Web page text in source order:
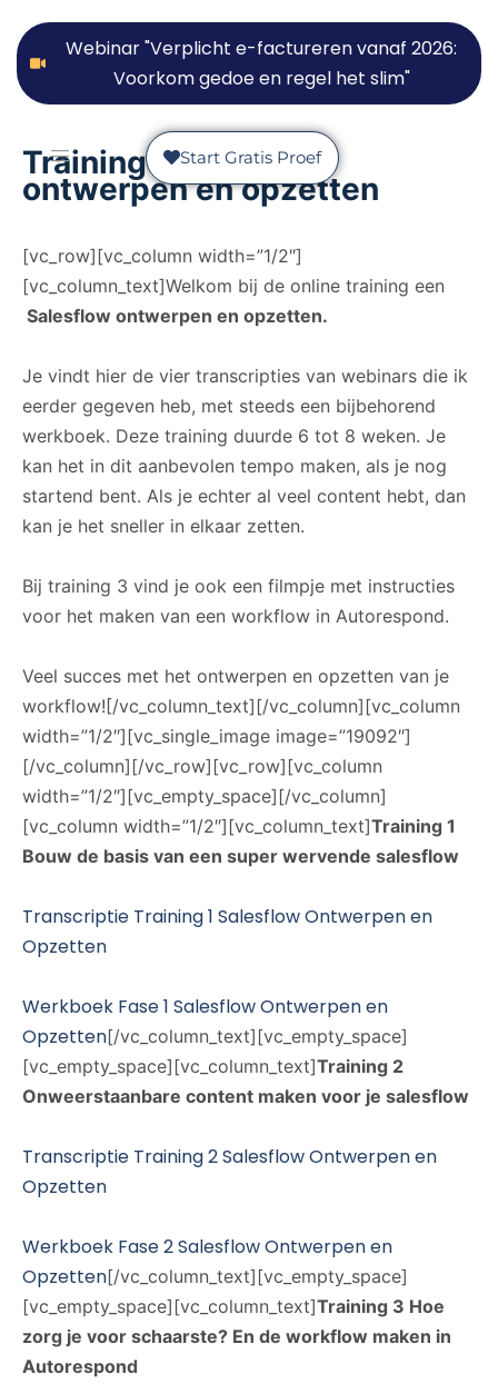
Webinar "Verplicht e-factureren vanaf 2026:
Voorkom gedoe en regel het slim"
Start Gratis Proef
Training Salesflow
ontwerpen en opzetten
[vc_row][vc_column width=”1/2″]
[vc_column_text]Welkom bij de online training een
Salesflow ontwerpen en opzetten.
Je vindt hier de vier transcripties van webinars die ik
eerder gegeven heb, met steeds een bijbehorend
werkboek. Deze training duurde 6 tot 8 weken. Je
kan het in dit aanbevolen tempo maken, als je nog
startend bent. Als je echter al veel content hebt, dan
kan je het sneller in elkaar zetten.
Bij training 3 vind je ook een filmpje met instructies
voor het maken van een workflow in Autorespond.
Veel succes met het ontwerpen en opzetten van je
workflow![/vc_column_text][/vc_column][vc_column
width=”1/2″][vc_single_image image=”19092″]
[/vc_column][/vc_row][vc_row][vc_column
width=”1/2″][vc_empty_space][/vc_column]
[vc_column width=”1/2″][vc_column_text]Training 1
Bouw de basis van een super wervende salesflow
Transcriptie Training 1 Salesflow Ontwerpen en
Opzetten
Werkboek Fase 1 Salesflow Ontwerpen en
Opzetten[/vc_column_text][vc_empty_space]
[vc_empty_space][vc_column_text]Training 2
Onweerstaanbare content maken voor je salesflow
Transcriptie Training 2 Salesflow Ontwerpen en
Opzetten
Werkboek Fase 2 Salesflow Ontwerpen en
Opzetten[/vc_column_text][vc_empty_space]
[vc_empty_space][vc_column_text]Training 3 Hoe
zorg je voor schaarste? En de workflow maken in
Autorespond